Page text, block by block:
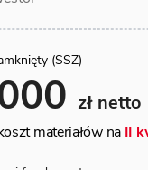
(SSZ)
zł netto
materiałów na II